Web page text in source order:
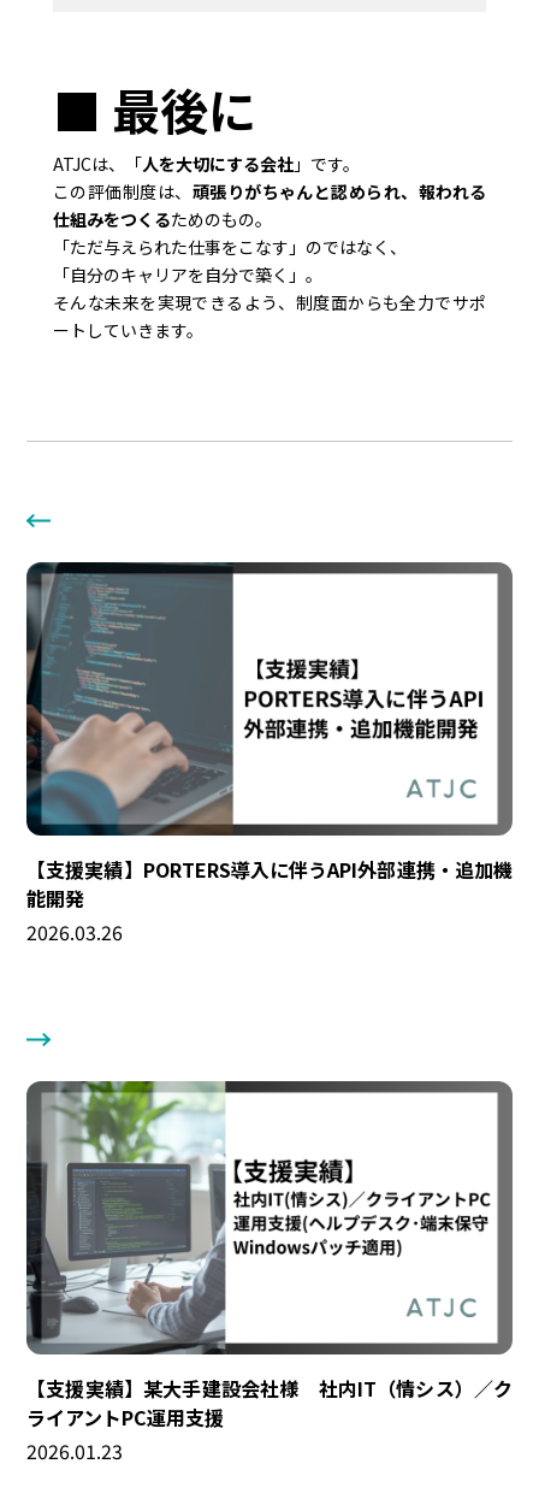
■ 最後に
ATJCは、「人を大切にする会社 」です。
この評価制度は、 頑張りがちゃんと認められ、報われる
仕組みをつくるためのもの。
「ただ与えられた仕事をこなす」のではなく、
「自分のキャリアを自分で築く」。
そんな未来を実現できるよう、制度面からも全力でサポ
ートしていきます。
【支援実績】PORTERS導入に伴うAPI外部連携・追加機
能開発
2026.03.26
【支援実績】某大手建設会社様 社内IT（情シス）／ク
ライアントPC運用支援
2026.01.23